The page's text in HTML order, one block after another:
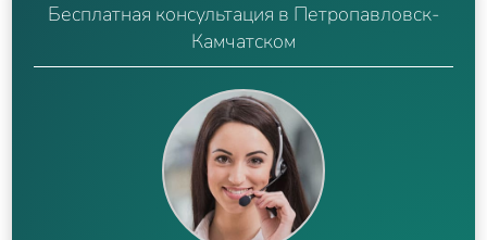
Бесплатная консультация в Петропавловск-
Камчатском